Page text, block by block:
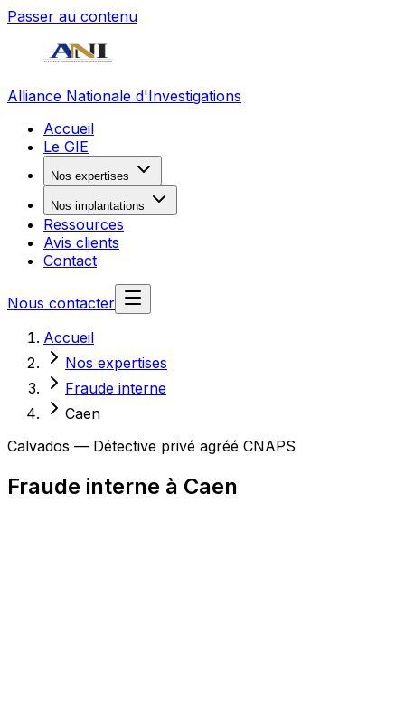
Passer au contenu
Alliance Nationale d'Investigations
Accueil
Le GIE
Nos expertises
Nos implantations
Ressources
Avis clients
Contact
Nous contacter
Accueil
Nos expertises
Fraude interne
Caen
Calvados — Détective privé agréé CNAPS
Fraude interne à Caen